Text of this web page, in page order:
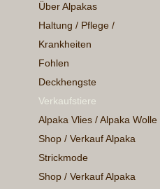
Über Alpakas
Haltung / Pflege /
Krankheiten
Fohlen
Deckhengste
Verkaufstiere
Alpaka Vlies / Alpaka Wolle
Shop / Verkauf Alpaka
Strickmode
Shop / Verkauf Alpaka